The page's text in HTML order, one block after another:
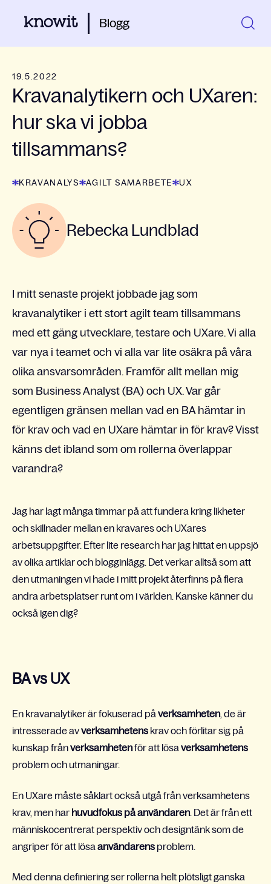
Blogg
19.5.2022
Kravanalytikern och UXaren:
hur ska vi jobba
tillsammans?
KRAVANALYS AGILT SAMARBETE UX
Rebecka Lundblad
I mitt senaste projekt jobbade jag som
kravanalytiker i ett stort agilt team tillsammans
med ett gäng utvecklare, testare och UXare. Vi alla
var nya i teamet och vi alla var lite osäkra på våra
olika ansvarsområden. Framför allt mellan mig
som Business Analyst (BA) och UX. Var går
egentligen gränsen mellan vad en BA hämtar in
för krav och vad en UXare hämtar in för krav? Visst
känns det ibland som om rollerna överlappar
varandra?
Jag har lagt många timmar på att fundera kring likheter
och skillnader mellan en kravares och UXares
arbetsuppgifter. Efter lite research har jag hittat en uppsjö
av olika artiklar och blogginlägg. Det verkar alltså som att
den utmaningen vi hade i mitt projekt återfinns på flera
andra arbetsplatser runt om i världen. Kanske känner du
också igen dig?
BA vs UX
En kravanalytiker är fokuserad påverksamheten, de är
intresserade avverksamhetens krav och förlitar sig på
kunskap frånverksamhetenför att lösaverksamhetens
problem och utmaningar.
En UXare måste såklart också utgå från verksamhetens
krav, men har huvudfokus på användaren. Det är från ett
människocentrerat perspektiv och designtänk som de
angriper för att lösa användarens problem.
Med denna definiering ser rollerna helt plötsligt ganska